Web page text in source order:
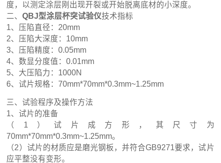
度，以测定涂层刚出现开裂或开始脱离底材的小深度。
二、QBJ型涂层杯突试验仪技术指标
1、压陷直径：20mm
2、压陷大深度：10mm
3、压陷精度：0.05mm
4、数显分度值：0.01mm
5、大压陷力：1000N
6、试片规格：70mm*70mm*0.3mm~1.25mm
三、试验程序及操作方法
1、试片的准备
（1）试片成方形，其尺寸为
70mm*70mm*0.3mm~1.25mm。
（2）试片的材质应是磨光钢板，并符合GB9271要求，试片
应平整没有变形。